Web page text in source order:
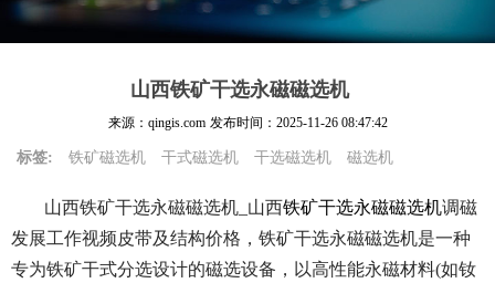
山西铁矿干选永磁磁选机
来源：qingis.com 发布时间： 2025-11-26 08:47:42
标签: 铁矿磁选机 干式磁选机 干选磁选机 磁选机
山西铁矿干选永磁磁选机_山西铁矿干选永磁磁选机调磁
发展工作视频皮带及结构价格，铁矿干选永磁磁选机是一种
专为铁矿干式分选设计的磁选设备，以高性能永磁材料(如钕